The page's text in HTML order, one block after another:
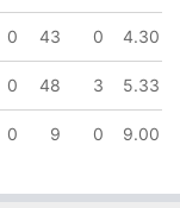
0 43 0 4.30
0 48 3 5.33
0 9 0 9.00